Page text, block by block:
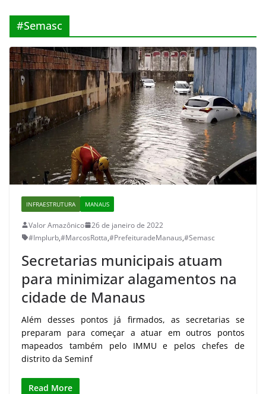
#Semasc
INFRAESTRUTURA MANAUS
Valor Amazônico
26 de janeiro de 2022
#Implurb,#MarcosRotta,#PrefeituradeManaus,#Semasc
Secretarias municipais atuam
para minimizar alagamentos na
cidade de Manaus
Além desses pontos já firmados, as secretarias se
preparam para começar a atuar em outros pontos
mapeados também pelo IMMU e pelos chefes de
distrito da Seminf
Read More